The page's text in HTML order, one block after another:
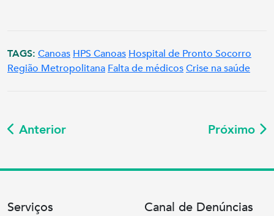
TAGS: Canoas HPS Canoas Hospital de Pronto Socorro
Região Metropolitana Falta de médicosCrise na saúde
Anterior Próximo
Serviços Canal de Denúncias